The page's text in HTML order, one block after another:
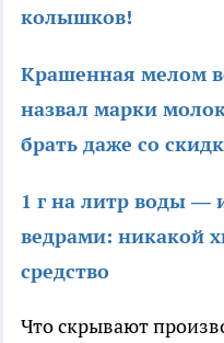
колышков!
Крашенная мелом
назвал марки
брать даже со
1 г на литр воды —
ведрами: никакой
средство
Что скрывают